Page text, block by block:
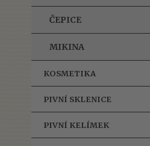
ČEPICE
MIKINA
KOSMETIKA
PIVNÍ SKLENICE
PIVNÍ KELÍMEK